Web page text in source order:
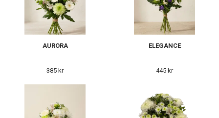
AURORA
385 kr
ELEGANCE
445 kr